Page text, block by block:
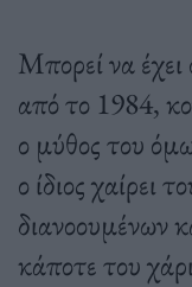
Μπορεί να
από το 1984,
ο µύθος του
ο ίδιος χαίρει
διανοουµένων
κάποτε του